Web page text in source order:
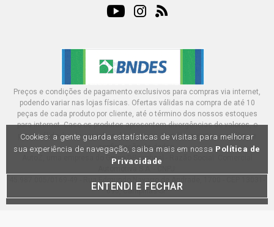
Preços e condições de pagamento exclusivos para compras via internet,
podendo variar nas lojas físicas. Ofertas válidas na compra de até 10
peças de cada produto por cliente, até o término dos nossos estoques
para internet. Caso os produtos apresentem divergências de valores, o
preço válido é o do carrinhos de compras. Vendas sujeitas a análise e
confirmação de dados.
AutoZ, uma empresa do Grupo DPaschoal - Razão Social: Comercial
695, Campinas-SP
Cookies: a gente guarda estatísticas de visitas para melhorar
sua experiência de navegação, saiba mais em nossa Política de
Privacidade
ENTENDI E FECHAR